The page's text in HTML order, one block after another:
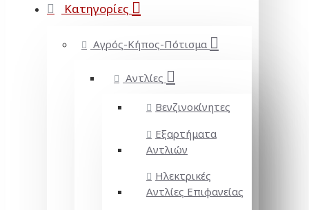
Κατηγορίες
Αγρός-Κήπος-Πότισμα
Αντλίες
Βενζινοκίνητες
Εξαρτήματα
Αντλιών
Ηλεκτρικές
Αντλίες Επιφανείας